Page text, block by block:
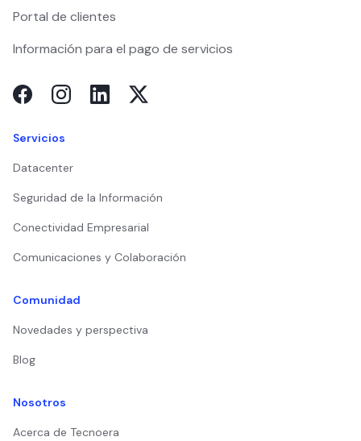
Portal de clientes
Información para el pago de servicios
Servicios
Datacenter
Seguridad de la Información
Conectividad Empresarial
Comunicaciones y Colaboración
Comunidad
Novedades y perspectiva
Blog
Nosotros
Acerca de Tecnoera